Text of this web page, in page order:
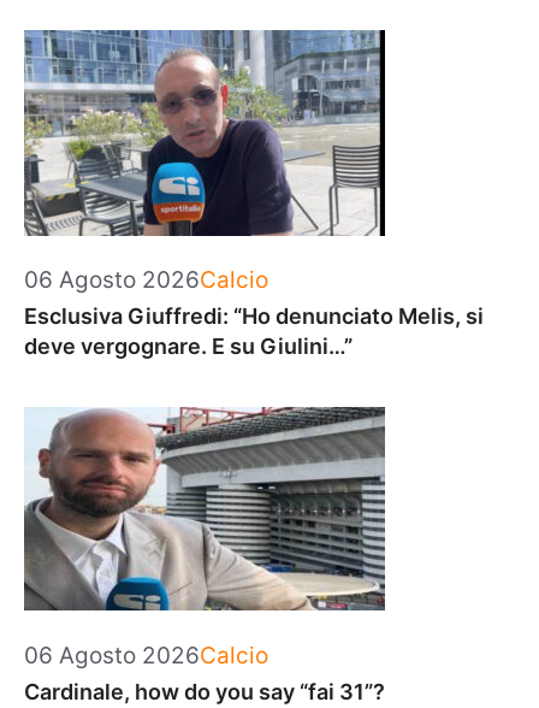
06 Agosto 2026Categorie
Calcio
Esclusiva Giuffredi: “Ho denunciato Melis, si
deve vergognare. E su Giulini…”
06 Agosto 2026Categorie
Calcio
Cardinale, how do you say “fai 31”?